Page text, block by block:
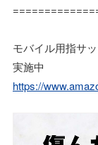
モバイル用指サ
実施中
https://